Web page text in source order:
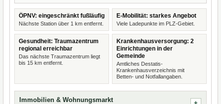
ÖPNV: eingeschränkt fußläufig
Nächste Station über 1 km entfernt.
E-Mobilität: starkes Angebot
Viele Ladepunkte im PLZ-Gebiet.
Gesundheit: Traumazentrum
regional erreichbar
Das nächste Traumazentrum liegt
bis 15 km entfernt.
Krankenhausversorgung: 2
Einrichtungen in der
Gemeinde
Amtliches Destatis-
Krankenhausverzeichnis mit
Betten- und Notfallangaben.
Immobilien & Wohnungsmarkt